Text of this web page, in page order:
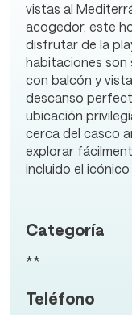
vistas al
acogedor, este
disfrutar de la
habitaciones son
con balcón y
descanso
ubicación
cerca del casco
explorar
incluido el
Categoría
**
Teléfono